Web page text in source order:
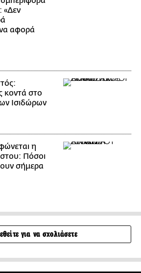
«Δεν
αφορά
κοντά στο
Ισιδώρων
η
Πόσοι
σήμερα
για να σχολιάσετε